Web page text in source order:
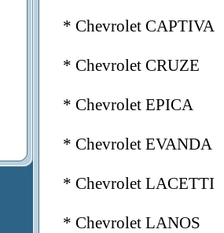
* Chevrolet CAPTIVA
* Chevrolet CRUZE
* Chevrolet EPICA
* Chevrolet EVANDA
* Chevrolet LACETTI
* Chevrolet LANOS